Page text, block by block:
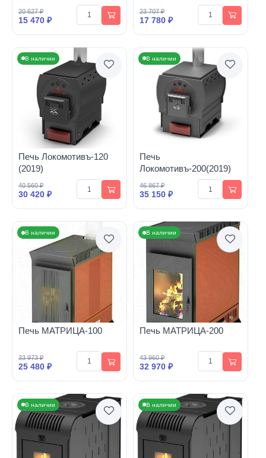
Плюс (без казана)
20 627 ₽
15 470 ₽
23 707 ₽
17 780 ₽
В наличии
Печь Локомотивъ-120
(2019)
40 560 ₽
30 420 ₽
В наличии
Печь
Локомотивъ-200(2019)
46 867 ₽
35 150 ₽
В наличии
Печь МАТРИЦА-100
33 973 ₽
25 480 ₽
В наличии
Печь МАТРИЦА-200
43 960 ₽
32 970 ₽
В наличии В наличии